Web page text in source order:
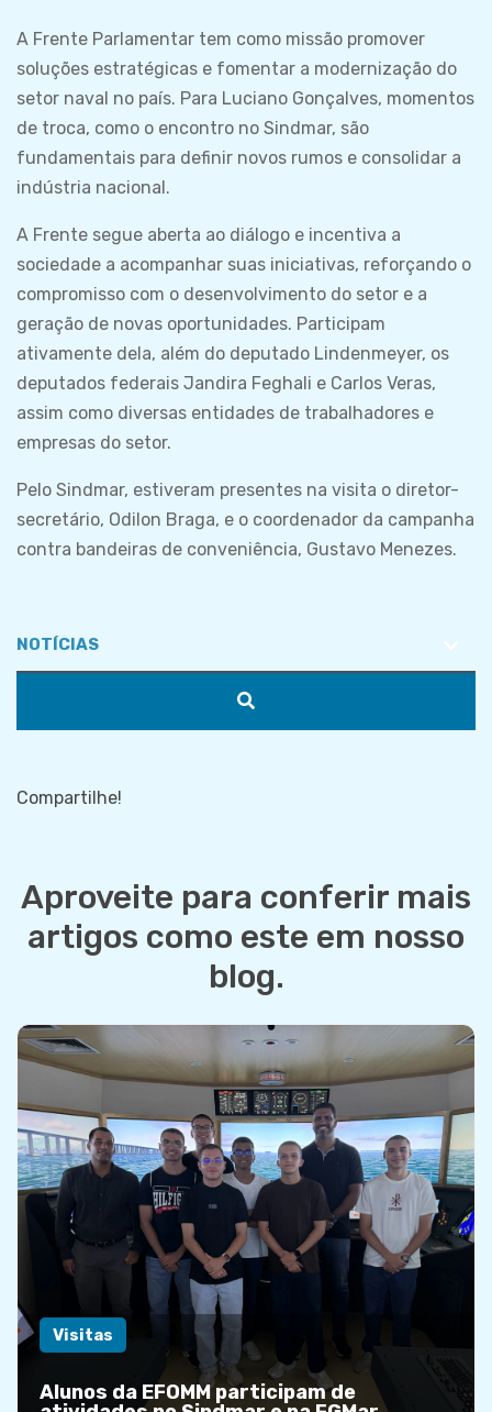
A Frente Parlamentar tem como missão promover
soluções estratégicas e fomentar a modernização do
setor naval no país. Para Luciano Gonçalves, momentos
de troca, como o encontro no Sindmar, são
fundamentais para definir novos rumos e consolidar a
indústria nacional.
A Frente segue aberta ao diálogo e incentiva a
sociedade a acompanhar suas iniciativas, reforçando o
compromisso com o desenvolvimento do setor e a
geração de novas oportunidades. Participam
ativamente dela, além do deputado Lindenmeyer, os
deputados federais Jandira Feghali e Carlos Veras,
assim como diversas entidades de trabalhadores e
empresas do setor.
Pelo Sindmar, estiveram presentes na visita o diretor-
secretário, Odilon Braga, e o coordenador da campanha
contra bandeiras de conveniência, Gustavo Menezes.
Compartilhe!
Aproveite para conferir mais
artigos como este em nosso
blog.
Visitas
Alunos da EFOMM participam de